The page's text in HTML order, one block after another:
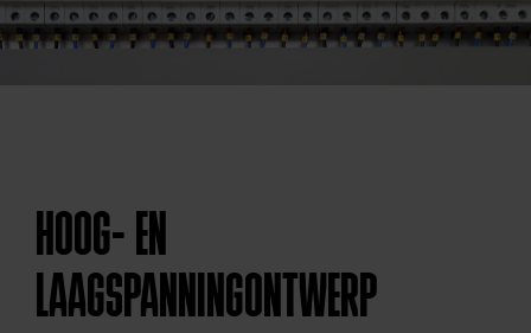
HOOG- EN
LAAGSPANNINGONTWERP